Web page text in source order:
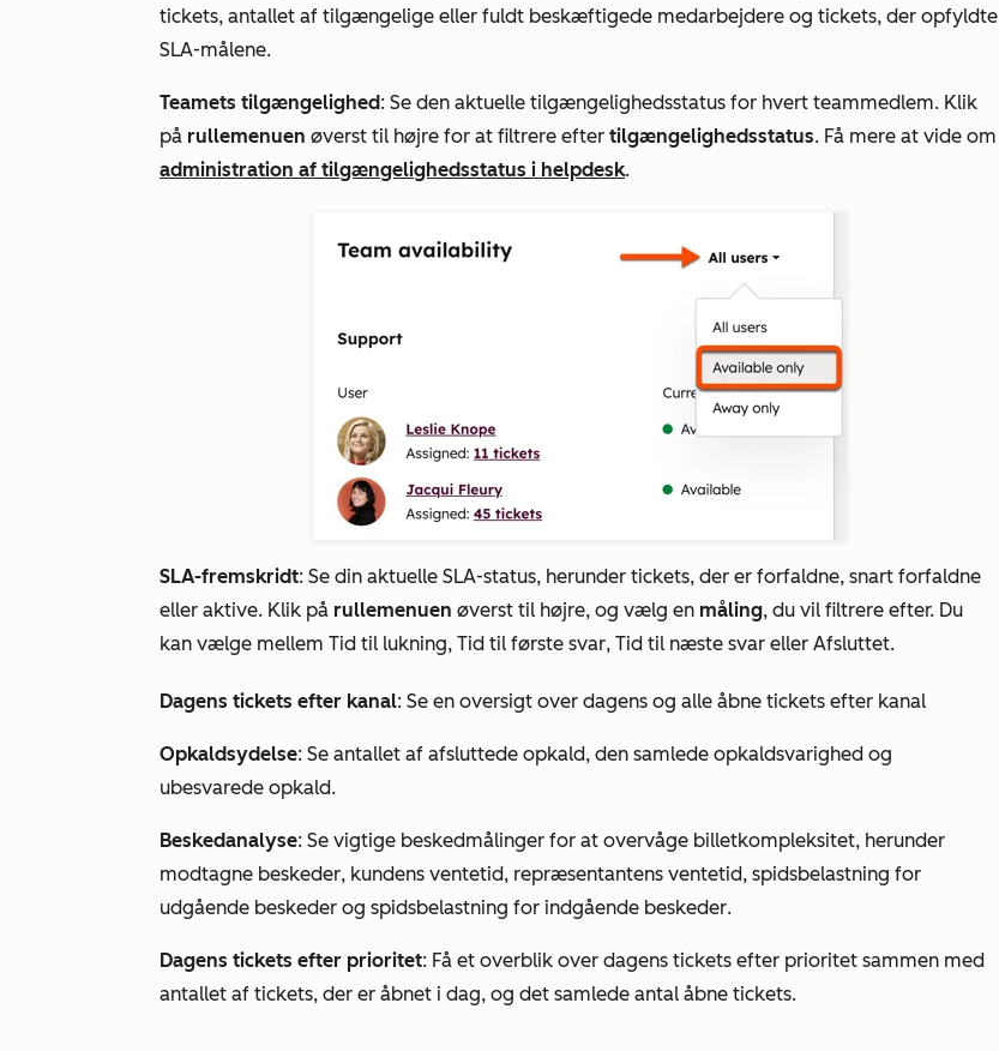
tickets, antallet af tilgængelige eller fuldt beskæftigede medarbejdere og tickets, der opfyldte
SLA-målene.
Teamets tilgængelighed: Se den aktuelle tilgængelighedsstatus for hvert teammedlem. Klik
på rullemenuen øverst til højre for at filtrere efter tilgængelighedsstatus. Få mere at vide om
administration af tilgængelighedsstatus i helpdesk.
SLA-fremskridt: Se din aktuelle SLA-status, herunder tickets, der er forfaldne, snart forfaldne
eller aktive. Klik på rullemenuen øverst til højre, og vælg en måling, du vil filtrere efter. Du
kan vælge mellem Tid til lukning, Tid til første svar, Tid til næste svar eller Afsluttet.
Dagens tickets efter kanal: Se en oversigt over dagens og alle åbne tickets efter kanal
Opkaldsydelse: Se antallet af afsluttede opkald, den samlede opkaldsvarighed og
ubesvarede opkald.
Beskedanalyse: Se vigtige beskedmålinger for at overvåge billetkompleksitet, herunder
modtagne beskeder, kundens ventetid, repræsentantens ventetid, spidsbelastning for
udgående beskeder og spidsbelastning for indgående beskeder.
Dagens tickets efter prioritet: Få et overblik over dagens tickets efter prioritet sammen med
antallet af tickets, der er åbnet i dag, og det samlede antal åbne tickets.